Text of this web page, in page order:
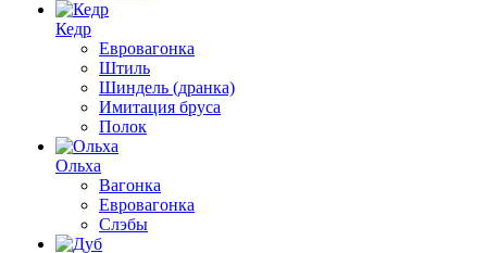
Кедр
Евровагонка
Штиль
Шиндель (дранка)
Имитация бруса
Полок
Ольха
Вагонка
Евровагонка
Слэбы